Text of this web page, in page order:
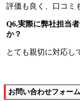
評価も良く、口コミ
Q6.実際に弊社担当
か？
とても親切に対応し
お問い合わせフォーム